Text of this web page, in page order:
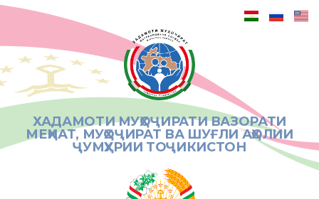
ХАДАМОТИ МУҲОҶИРАТИ ВАЗОРАТИ
МЕҲНАТ, МУҲОҶИРАТ ВА ШУҒЛИ АҲОЛИИ
ҶУМҲУРИИ ТОҶИКИСТОН